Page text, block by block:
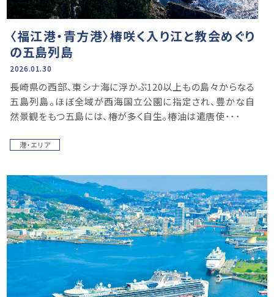
〈福江港・青方港〉椿咲く入り江と教会めぐり
の五島列島
2026.01.30
長崎県の西部、東シナ海に浮かぶ120以上もの島々からなる
五島列島。ほぼ全域が西海国立公園に指定され、豊かな自
然景観をもつ五島には、椿が多く自生。椿油は遣唐使･･･
港・エリア